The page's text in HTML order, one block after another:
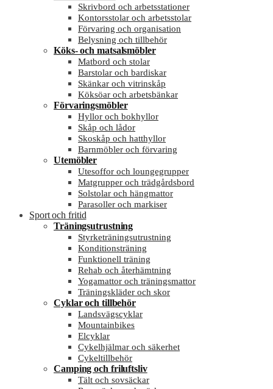
Skrivbord och arbetsstationer
Kontorsstolar och arbetsstolar
Förvaring och organisation
Belysning och tillbehör
Köks- och matsalsmöbler
Matbord och stolar
Barstolar och bardiskar
Skänkar och vitrinskåp
Köksöar och arbetsbänkar
Förvaringsmöbler
Hyllor och bokhyllor
Skåp och lådor
Skoskåp och hatthyllor
Barnmöbler och förvaring
Utemöbler
Utesoffor och loungegrupper
Matgrupper och trädgårdsbord
Solstolar och hängmattor
Parasoller och markiser
Sport och fritid
Träningsutrustning
Styrketräningsutrustning
Konditionsträning
Funktionell träning
Rehab och återhämtning
Yogamattor och träningsmattor
Träningskläder och skor
Cyklar och tillbehör
Landsvägscyklar
Mountainbikes
Elcyklar
Cykelhjälmar och säkerhet
Cykeltillbehör
Camping och friluftsliv
Tält och sovsäckar